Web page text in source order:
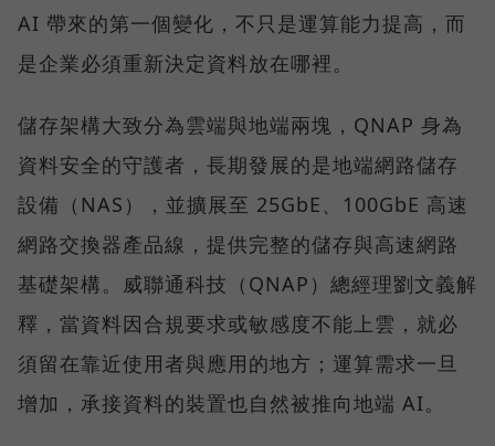
AI 帶來的第一個變化，不只是運算能力提高，而
是企業必須重新決定資料放在哪裡。
儲存架構大致分為雲端與地端兩塊，QNAP 身為
資料安全的守護者，長期發展的是地端網路儲存
設備（NAS），並擴展至 25GbE、100GbE 高速
網路交換器產品線，提供完整的儲存與高速網路
基礎架構。威聯通科技（QNAP）總經理劉文義解
釋，當資料因合規要求或敏感度不能上雲，就必
須留在靠近使用者與應用的地方；運算需求一旦
增加，承接資料的裝置也自然被推向地端 AI。